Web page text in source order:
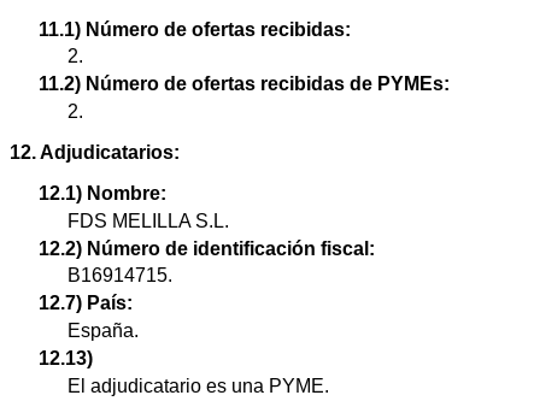
11.1) Número de ofertas recibidas:
2.
11.2) Número de ofertas recibidas de PYMEs:
2.
12. Adjudicatarios:
12.1) Nombre:
FDS MELILLA S.L.
12.2) Número de identificación fiscal:
B16914715.
12.7) País:
España.
12.13)
El adjudicatario es una PYME.